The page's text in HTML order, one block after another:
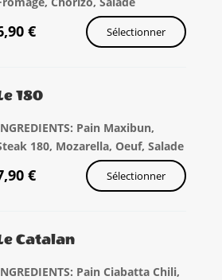
€ Sélectionner
180
Pain Maxibun,
180, Mozarella, Oeuf, Salade
€ Sélectionner
Catalan
Pain Ciabatta Chili,